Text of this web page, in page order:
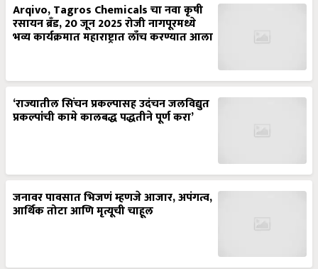
Arqivo, Tagros Chemicals चा नवा कृषी
रसायन ब्रँड, 20 जून 2025 रोजी नागपूरमध्ये
भव्य कार्यक्रमात महाराष्ट्रात लाँच करण्यात आला
‘राज्यातील सिंचन प्रकल्पासह उदंचन जलविद्युत
प्रकल्पांची कामे कालबद्ध पद्धतीने पूर्ण करा’
जनावर पावसात भिजणं म्हणजे आजार, अपंगत्व,
आर्थिक तोटा आणि मृत्यूची चाहूल